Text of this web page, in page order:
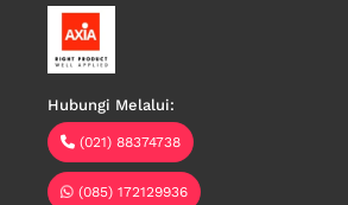
Hubungi Melalui:
(021) 88374738
(085) 172129936